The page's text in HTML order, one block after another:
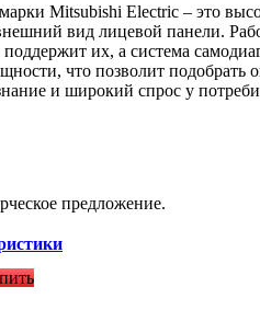
Mitsubishi Electric – это
вид лицевой панели.
их, а система
что позволит
и широкий спрос у
предложение.